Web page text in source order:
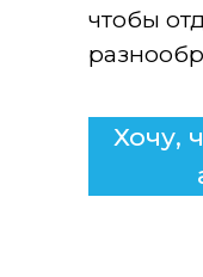
чтобы
Хочу,